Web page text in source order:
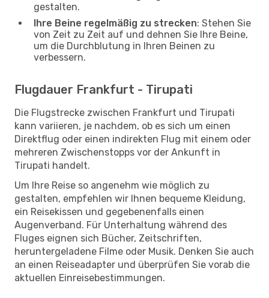
gestalten.
Ihre Beine regelmäßig zu strecken: Stehen Sie
von Zeit zu Zeit auf und dehnen Sie Ihre Beine,
um die Durchblutung in Ihren Beinen zu
verbessern.
Flugdauer Frankfurt - Tirupati
Die Flugstrecke zwischen Frankfurt und Tirupati
kann variieren, je nachdem, ob es sich um einen
Direktflug oder einen indirekten Flug mit einem oder
mehreren Zwischenstopps vor der Ankunft in
Tirupati handelt.
Um Ihre Reise so angenehm wie möglich zu
gestalten, empfehlen wir Ihnen bequeme Kleidung,
ein Reisekissen und gegebenenfalls einen
Augenverband. Für Unterhaltung während des
Fluges eignen sich Bücher, Zeitschriften,
heruntergeladene Filme oder Musik. Denken Sie auch
an einen Reiseadapter und überprüfen Sie vorab die
aktuellen Einreisebestimmungen.